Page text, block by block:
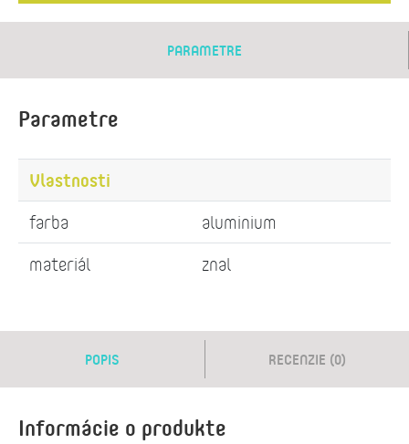
PARAMETRE
Parametre
Vlastnosti
farba
aluminium
materiál
znal
POPIS RECENZIE (0)
Informácie o produkte